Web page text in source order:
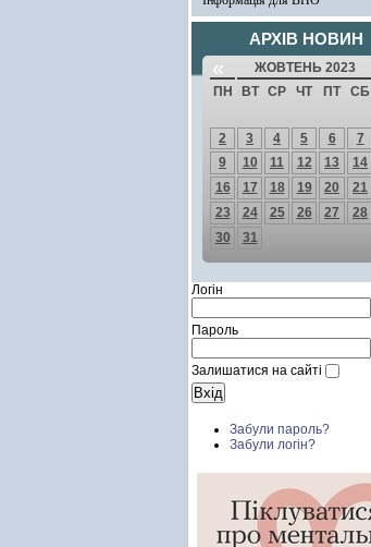
АРХІВ НОВИН
« ЖОВТЕНЬ 2023
ПН ВТ СР ЧТ ПТ СБ
2
3 4 5 6 7
9
10 11 12 13 14
16
17 18 19 20 21
23
24 25 26 27 28
30
31
Логін
Пароль
Залишатися на сайті
Забули пароль?
Забули логін?